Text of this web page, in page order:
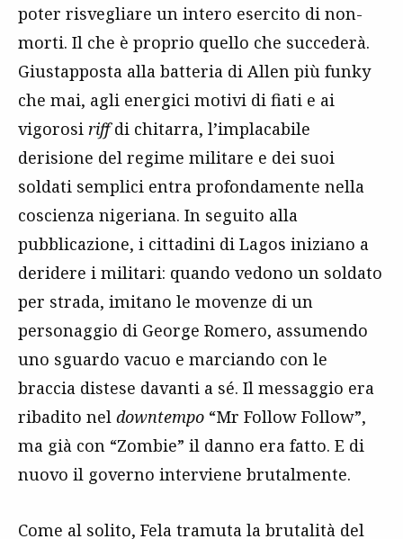
poter risvegliare un intero esercito di non-
morti. Il che è proprio quello che succederà.
Giustapposta alla batteria di Allen più funky
che mai, agli energici motivi di fiati e ai
vigorosi riffdi chitarra, l’implacabile
derisione del regime militare e dei suoi
soldati semplici entra profondamente nella
coscienza nigeriana. In seguito alla
pubblicazione, i cittadini di Lagos iniziano a
deridere i militari: quando vedono un soldato
per strada, imitano le movenze di un
personaggio di George Romero, assumendo
uno sguardo vacuo e marciando con le
braccia distese davanti a sé. Il messaggio era
ribadito nel downtempo “Mr Follow Follow”,
ma già con “Zombie” il danno era fatto. E di
nuovo il governo interviene brutalmente.
Come al solito, Fela tramuta la brutalità del